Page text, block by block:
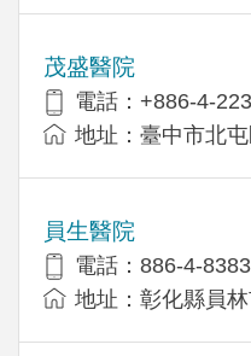
茂盛醫院
電話：+886-4-
地址：臺中市北
員生醫院
電話：886-4-
地址：彰化縣員